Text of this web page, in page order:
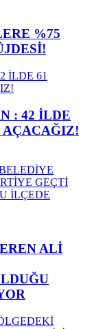
%75
: 42 İLDE
ALİ